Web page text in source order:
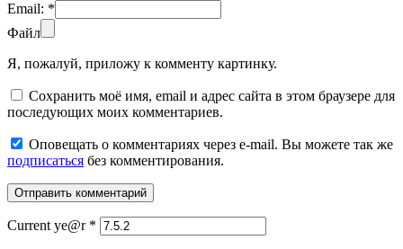
Email: *
Файл
Я, пожалуй, приложу к комменту картинку.
Сохранить моё имя, email и адрес сайта в этом браузере для
последующих моих комментариев.
Оповещать о комментариях через e-mail. Вы можете так же
подписаться без комментирования.
Current ye@r *